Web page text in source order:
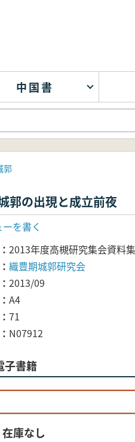
中国書
郭
郭の出現と成立前夜
ーを書く
2013年度高槻研究集会資料集
織豊期城郭研究会
2013/09
A4
71
N07912
子書籍
在庫なし